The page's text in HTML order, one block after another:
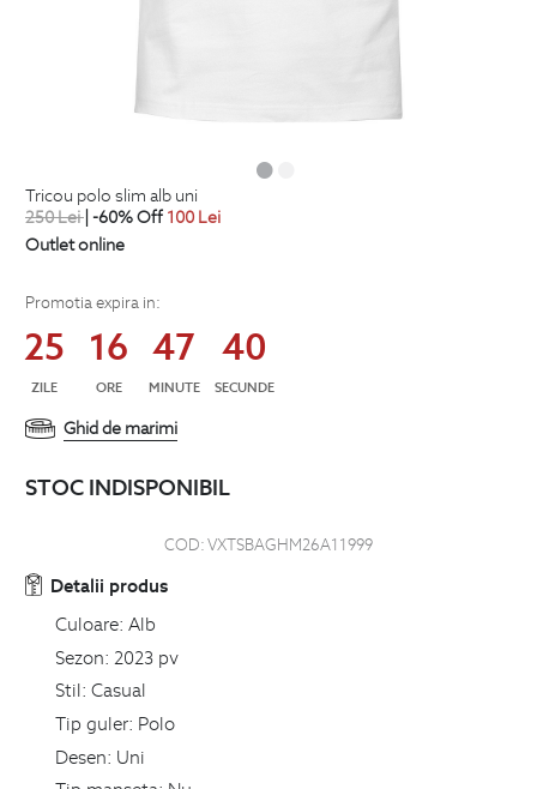
tricou polo slim alb uni
250Lei| -60% Off 100 Lei
Outlet online
Promotia expira in:
25
ZILE
16
ORE
47
MINUTE
39
SECUNDE
Ghid de marimi
STOC INDISPONIBIL
COD:VXTSBAGHM26A11999
Detalii produs
Culoare: Alb
Sezon: 2023 pv
Stil: Casual
Tip guler: Polo
Desen: Uni